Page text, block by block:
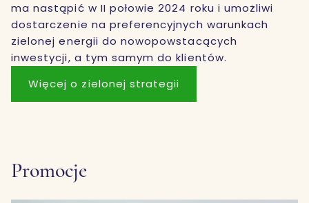
ma nastąpić w II połowie 2024 roku i umożliwi
dostarczenie na preferencyjnych warunkach
zielonej energii do nowopowstacących
inwestycji, a tym samym do klientów.
Więcej o zielonej strategii
Promocje